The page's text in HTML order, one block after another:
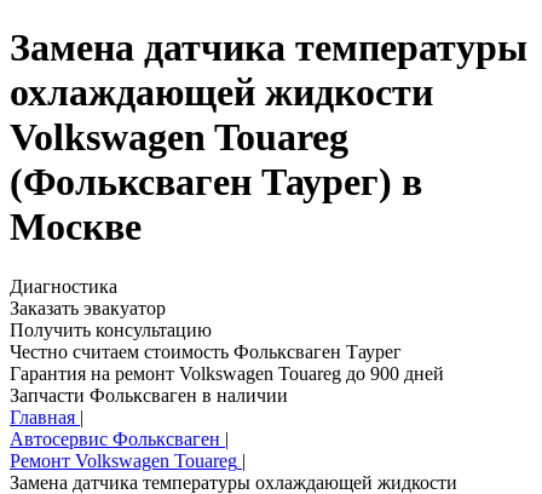
Замена датчика температуры
охлаждающей жидкости
Volkswagen Touareg
(Фольксваген Таурег) в
Москве
Диагностика
Заказать эвакуатор
Получить консультацию
Честно считаем стоимость Фольксваген Таурег
Гарантия на ремонт Volkswagen Touareg до 900 дней
Запчасти Фольксваген в наличии
Главная |
Автосервис Фольксваген |
Ремонт Volkswagen Touareg |
Замена датчика температуры охлаждающей жидкости